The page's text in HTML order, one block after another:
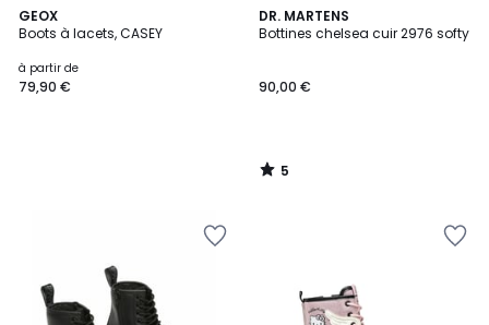
GEOX
Boots à lacets, CASEY
à partir de
79,90 €
DR. MARTENS
Bottines chelsea cuir 2976 softy
90,00 €
5
/
5
/